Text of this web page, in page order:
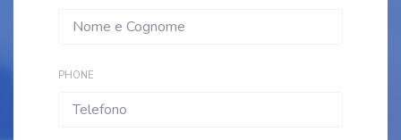
PHONE